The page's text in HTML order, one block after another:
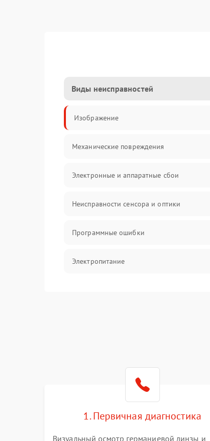
Виды неисправностей
Изображение
Механические повреждения
Электронные и аппаратные сбои
Неисправности сенсора и оптики
Программные ошибки
Электропитание
Температурные проблемы
Сбои коммуникаций и интерфейсов
1. Первичная диагностика
Визуальный осмотр германиевой линзы и